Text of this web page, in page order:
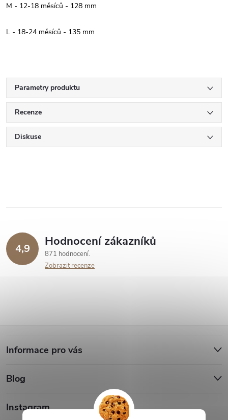
M - 12-18 měsíců - 128 mm
L - 18-24 měsíců - 135 mm
Parametry produktu
Recenze
Diskuse
4,9 Hodnocení zákazníků
871 hodnocení
Zobrazit recenze
á
p
a
Informace pro vás
Blog
Instagram